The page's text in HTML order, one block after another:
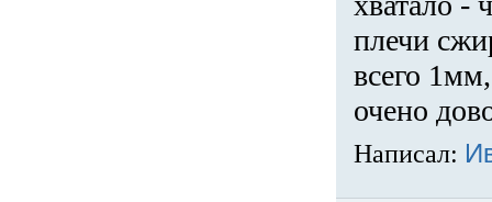
плечи
всего
очено
Написал: